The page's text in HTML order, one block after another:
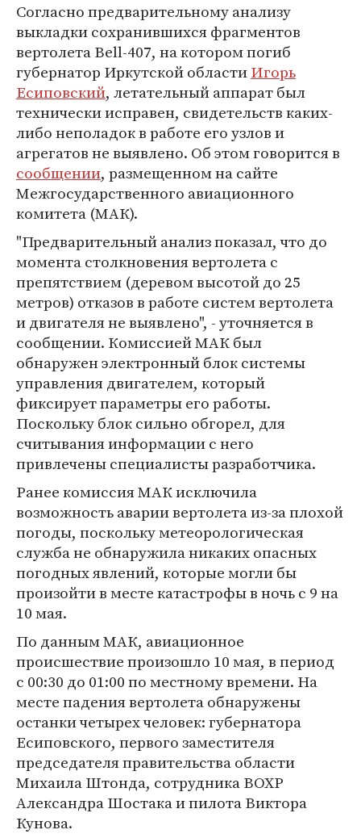
Согласно предварительному анализу
выкладки сохранившихся фрагментов
вертолета Bell-407, на котором погиб
губернатор Иркутской областиИгорь
Есиповский, летательный аппарат был
технически исправен, свидетельств каких-
либо неполадок в работе его узлов и
агрегатов не выявлено. Об этом говорится в
сообщении, размещенном на сайте
Межгосударственного авиационного
комитета (МАК).
"Предварительный анализ показал, что до
момента столкновения вертолета с
препятствием (деревом высотой до 25
метров) отказов в работе систем вертолета
и двигателя не выявлено", - уточняется в
сообщении. Комиссией МАК был
обнаружен электронный блок системы
управления двигателем, который
фиксирует параметры его работы.
Поскольку блок сильно обгорел, для
считывания информации с него
привлечены специалисты разработчика.
Ранее комиссия МАК исключила
возможность аварии вертолета из-за плохой
погоды, поскольку метеорологическая
служба не обнаружила никаких опасных
погодных явлений, которые могли бы
произойти в месте катастрофы в ночь с 9 на
10 мая.
По данным МАК, авиационное
происшествие произошло 10 мая, в период
с 00:30 до 01:00 по местному времени. На
месте падения вертолета обнаружены
останки четырех человек: губернатора
Есиповского, первого заместителя
председателя правительства области
Михаила Штонда, сотрудника ВОХР
Александра Шостака и пилота Виктора
Кунова.